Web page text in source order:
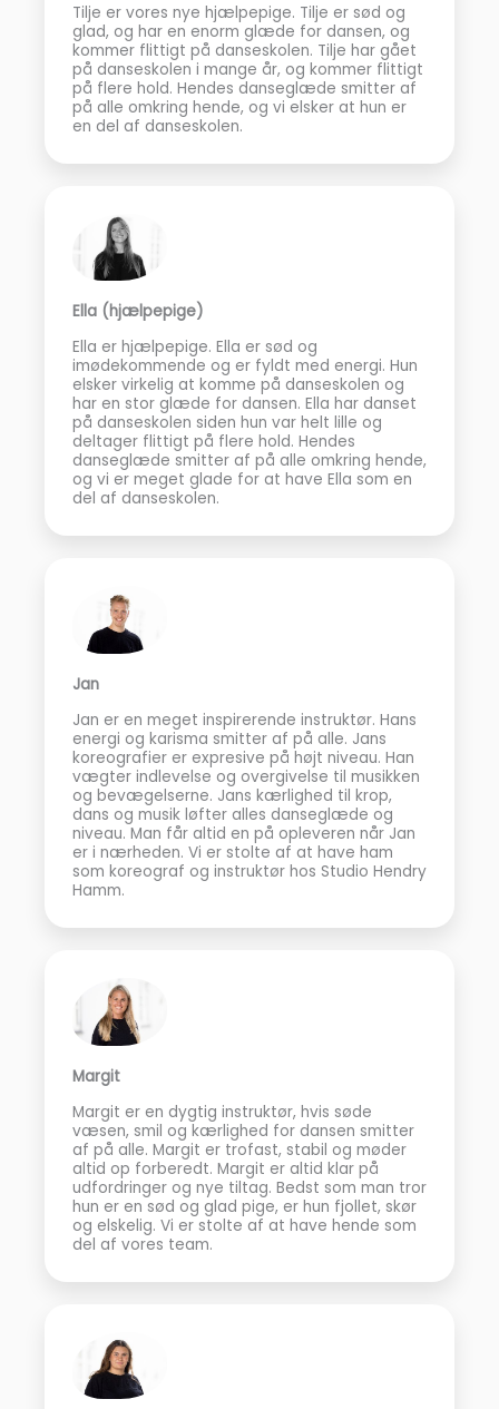
Tilje er vores nye hjælpepige. Tilje er sød og
glad, og har en enorm glæde for dansen, og
kommer flittigt på danseskolen. Tilje har gået
på danseskolen i mange år, og kommer flittigt
på flere hold. Hendes danseglæde smitter af
på alle omkring hende, og vi elsker at hun er
en del af danseskolen.
Ella (hjælpepige)
Ella er hjælpepige. Ella er sød og
imødekommende og er fyldt med energi. Hun
elsker virkelig at komme på danseskolen og
har en stor glæde for dansen. Ella har danset
på danseskolen siden hun var helt lille og
deltager flittigt på flere hold. Hendes
danseglæde smitter af på alle omkring hende,
og vi er meget glade for at have Ella som en
del af danseskolen.
Jan
Jan er en meget inspirerende instruktør. Hans
energi og karisma smitter af på alle. Jans
koreografier er expresive på højt niveau. Han
vægter indlevelse og overgivelse til musikken
og bevægelserne. Jans kærlighed til krop,
dans og musik løfter alles danseglæde og
niveau. Man får altid en på opleveren når Jan
er i nærheden. Vi er stolte af at have ham
som koreograf og instruktør hos Studio Hendry
Hamm.
Margit
Margit er en dygtig instruktør, hvis søde
væsen, smil og kærlighed for dansen smitter
af på alle. Margit er trofast, stabil og møder
altid op forberedt. Margit er altid klar på
udfordringer og nye tiltag. Bedst som man tror
hun er en sød og glad pige, er hun fjollet, skør
og elskelig. Vi er stolte af at have hende som
del af vores team.